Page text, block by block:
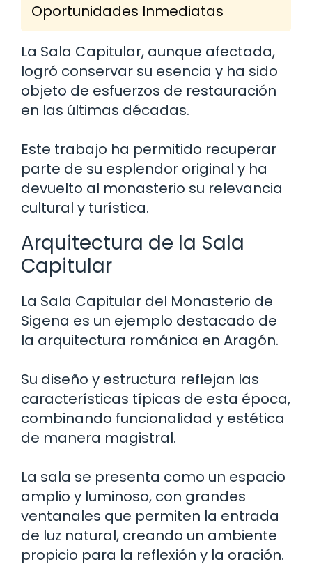
Oportunidades Inmediatas
La Sala Capitular, aunque afectada,
logró conservar su esencia y ha sido
objeto de esfuerzos de restauración
en las últimas décadas.
Este trabajo ha permitido recuperar
parte de su esplendor original y ha
devuelto al monasterio su relevancia
cultural y turística.
Arquitectura de la Sala
Capitular
La Sala Capitular del Monasterio de
Sigena es un ejemplo destacado de
la arquitectura románica en Aragón.
Su diseño y estructura reflejan las
características típicas de esta época,
combinando funcionalidad y estética
de manera magistral.
La sala se presenta como un espacio
amplio y luminoso, con grandes
ventanales que permiten la entrada
de luz natural, creando un ambiente
propicio para la reflexión y la oración.